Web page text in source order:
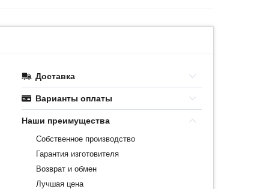
Доставка
Варианты оплаты
Наши преимущества
Собственное производство
Гарантия изготовителя
Возврат и обмен
Лучшая цена